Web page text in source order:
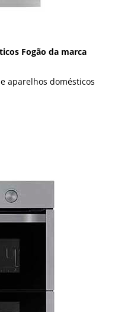
Fogão da marca
aparelhos domésticos